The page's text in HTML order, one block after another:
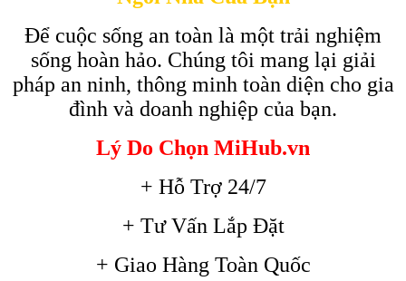
Để cuộc sống an toàn là một trải nghiệm
sống hoàn hảo. Chúng tôi mang lại giải
pháp an ninh, thông minh toàn diện cho gia
đình và doanh nghiệp của bạn.
Lý Do Chọn MiHub.vn
+ Hỗ Trợ 24/7
+ Tư Vấn Lắp Đặt
+ Giao Hàng Toàn Quốc